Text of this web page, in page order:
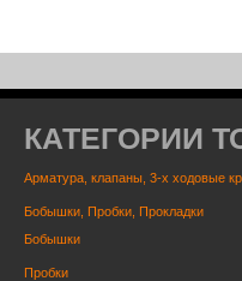
КАТЕГОРИИ
Арматура, клапаны, 3-х ходовые
Бобышки, Пробки, Прокладки
Бобышки
Пробки